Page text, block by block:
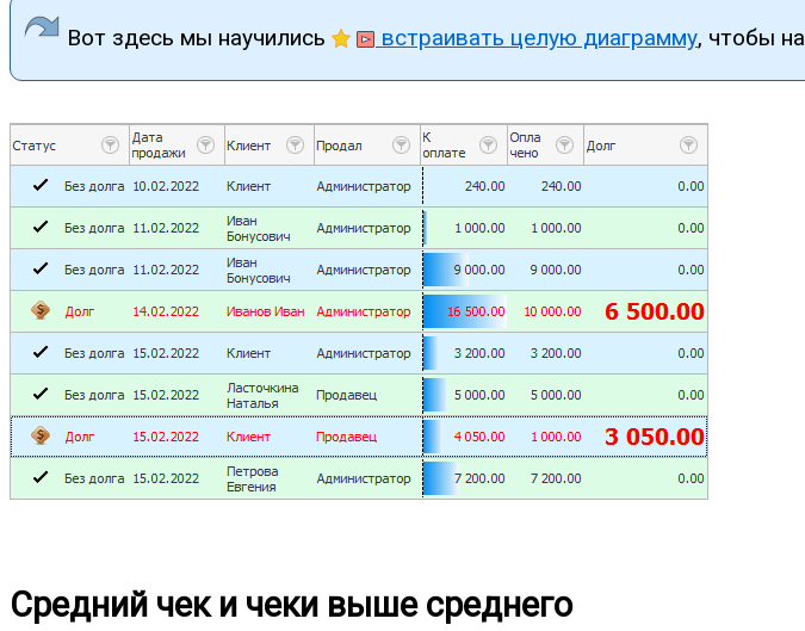
Вот здесь мы научились встраивать целую диаграмму, чтобы
Средний чек и чеки выше среднего